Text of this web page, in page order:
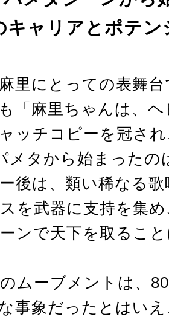
キャリアとポテン
里にとっての表舞
「麻里ちゃんは、
ッチコピーを冠さ
メタから始まったの
後は、類い稀なる
を武器に支持を集
ンで天下を取るこ
ムーブメントは、
事象だったとはい